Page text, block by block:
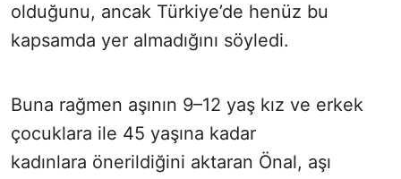
olduğunu, ancak Türkiye’de henüz bu
kapsamda yer almadığını söyledi.
Buna rağmen aşının 9–12 yaş kız ve erkek
çocuklara ile 45 yaşına kadar
kadınlara önerildiğini aktaran Önal, aşı